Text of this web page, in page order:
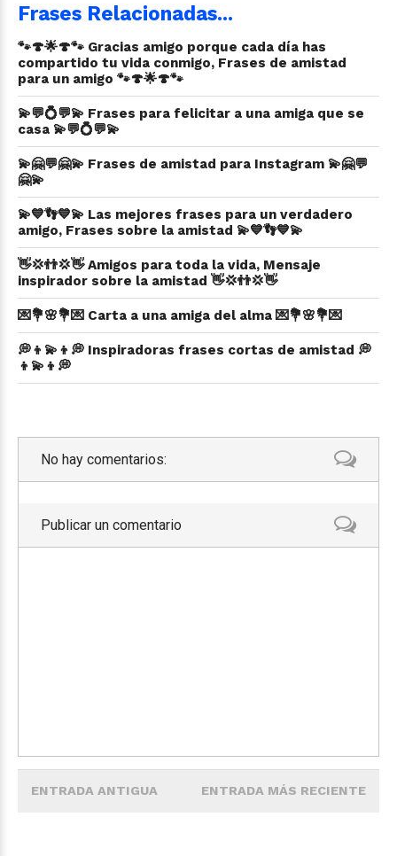
Frases Relacionadas...
🐾🍄🌟🍄🐾 Gracias amigo porque cada día has
compartido tu vida conmigo, Frases de amistad
para un amigo 🐾🍄🌟🍄🐾
💫💬💍💬💫 Frases para felicitar a una amiga que se
casa 💫💬💍💬💫
💫🤗💬🤗💫 Frases de amistad para Instagram 💫🤗💬
🤗💫
💫💙👣💙💫 Las mejores frases para un verdadero
amigo, Frases sobre la amistad 💫💙👣💙💫
👋💢👬💢👋 Amigos para toda la vida, Mensaje
inspirador sobre la amistad 👋💢👬💢👋
💌💐🌸💐💌 Carta a una amiga del alma 💌💐🌸💐💌
💭👦💫👦💭 Inspiradoras frases cortas de amistad 💭
👦💫👦💭
No hay comentarios:
Publicar un comentario
ENTRADA MÁS RECIENTE
ENTRADA ANTIGUA